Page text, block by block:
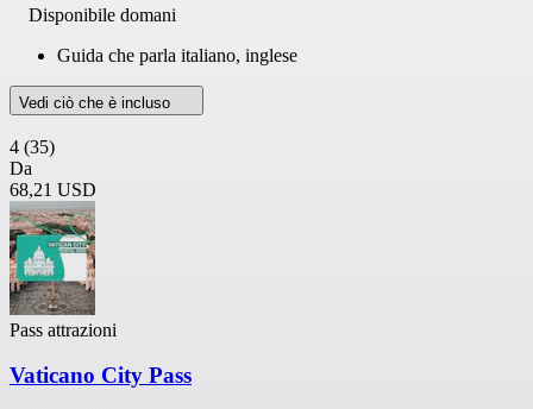
Disponibile domani
Guida che parla italiano, inglese
Vedi ciò che è incluso
4 (35)
Da
68,21 USD
Pass attrazioni
Vaticano City Pass